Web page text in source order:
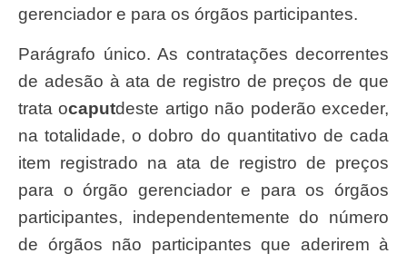
gerenciador e para os órgãos participantes.
Parágrafo único. As contratações decorrentes
de adesão à ata de registro de preços de que
trata ocaputdeste artigo não poderão exceder,
na totalidade, o dobro do quantitativo de cada
item registrado na ata de registro de preços
para o órgão gerenciador e para os órgãos
participantes, independentemente do número
de órgãos não participantes que aderirem à